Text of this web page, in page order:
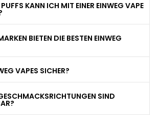
PUFFS KANN ICH MIT EINER EINWEG VAPE
BIETEN DIE BESTEN EINWEG
VAPES SICHER?
SIND